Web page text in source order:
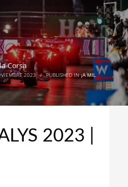
Corsa
2023 / PUBLISHED IN¡A MIL
2023 |